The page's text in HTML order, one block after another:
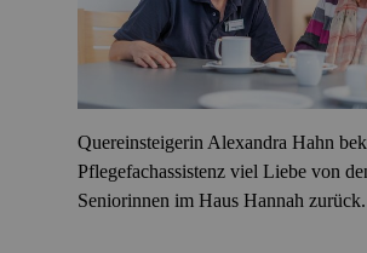
Quereinsteigerin Alexandra Hahn
Pflegefachassistenz viel Liebe von
Seniorinnen im Haus Hannah zurück.